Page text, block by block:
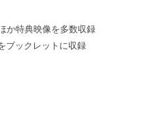
か特典映像を多数収録
ブックレットに収録